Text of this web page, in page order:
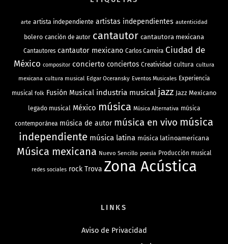
arte artista independiente artistas independientes autenticidad
bolero canción de autor cantautor cantautora mexicana
Cantautores cantautor mexicano Carlos Carreira Ciudad de
México compositor concierto conciertos Creatividad cultura cultura
mexicana cultura musical Edgar Oceransky Eventos Musicales Experiencia
musical folk Fusión Musical industria musical jazz Jazz Mexicano
legado musical México música Música Alternativa música
contemporánea música de autor música en vivo música
independiente música latina música latinoamericana
Música mexicana Nuevo Sencillo poesía Producción musical
redes sociales rock Trova Zona Acústica
LINKS
Aviso de Privacidad